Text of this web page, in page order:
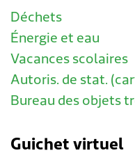
Déchets
Énergie et eau
Vacances scolaires
Autoris. de stat.
Bureau des objets
Guichet virtuel